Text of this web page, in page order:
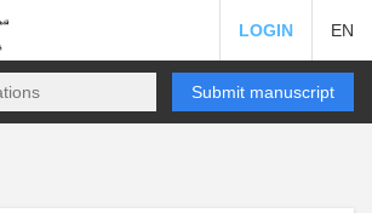
LOGIN EN
Submit manuscript